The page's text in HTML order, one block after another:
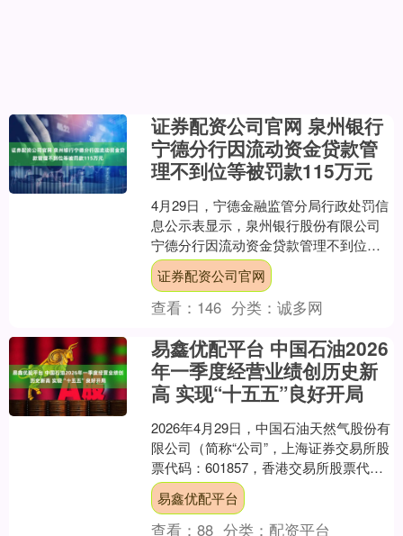
证券配资公司官网 泉州银行
宁德分行因流动资金贷款管
理不到位等被罚款115万元
4月29日，宁德金融监管分局行政处罚信
息公示表显示，泉州银行股份有限公司
宁德分行因流动资金贷款管理不到位；
办理法人按揭贷款不审慎；个人经营性
贷款管理不到位被合计....
证券配资公司官网
查看： 146 分类：诚多网
易鑫优配平台 中国石油2026
年一季度经营业绩创历史新
高 实现“十五五”良好开局
2026年4月29日，中国石油天然气股份有
限公司（简称“公司”，上海证券交易所股
票代码：601857，香港交易所股票代
码：00857）宣布，2026年第一季度，....
易鑫优配平台
查看：88 分类： 配资平台